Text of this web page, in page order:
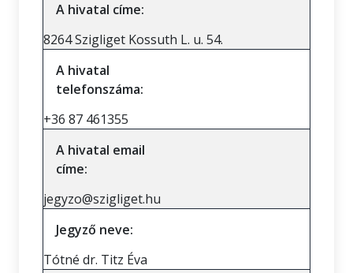
A hivatal címe:
8264 Szigliget Kossuth L. u. 54.
A hivatal
telefonszáma:
+36 87 461355
A hivatal email
címe:
jegyzo@szigliget.hu
Jegyző neve:
Tótné dr. Titz Éva